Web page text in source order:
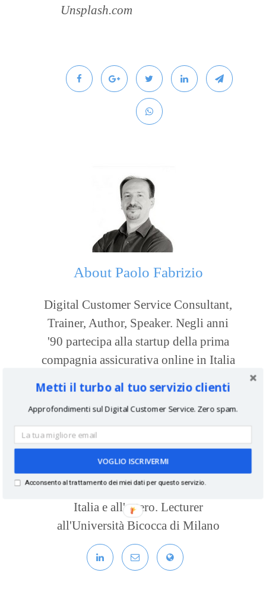
Unsplash.com
About Paolo Fabrizio
Digital Customer Service Consultant,
Trainer, Author, Speaker. Negli anni
'90 partecipa alla startup della prima
compagnia assicurativa online in Italia
formatore aiuta le imprese a sfruttare il
servizio clienti digitale come leva di
business. Fondatore di
CustomerServiceCulture.com, è autore
di libri tematici e speaker a convegni in
Italia e all'estero. Lecturer
all'Università Bicocca di Milano
Metti il turbo al tuo servizio clienti
Approfondimenti sul Digital Customer Service. Zero spam.
VOGLIO ISCRIVERMI
Acconsento al trattamento dei miei dati per questo servizio.